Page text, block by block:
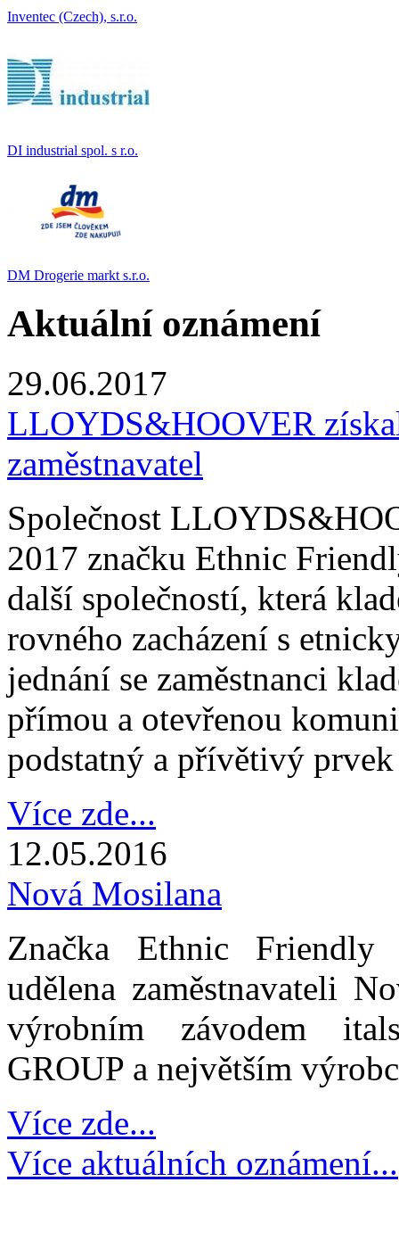
Inventec (Czech), s.r.o.
DI industrial spol. s r.o.
DM Drogerie markt s.r.o.
Aktuální oznámení
29.06.2017
LLOYDS&HOOVER
zaměstnavatel
Společnost
2017 značku Ethnic
další společností, která
rovného zacházení s
jednání se zaměstnanci
přímou a otevřenou
podstatný a přívětivý
Více zde...
12.05.2016
Nová Mosilana
Značka Ethnic Friendly
udělena zaměstnavateli
výrobním závodem
GROUP a největším
Více zde...
Více aktuálních oznámení...